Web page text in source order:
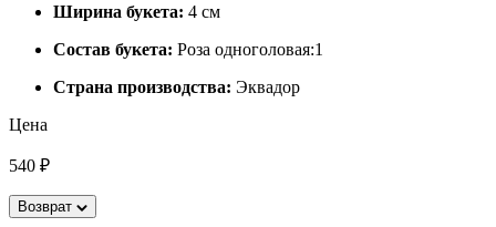
Ширина букета: 4 см
Состав букета: Роза одноголовая:1
Страна производства: Эквадор
Цена
540 ₽
Возврат